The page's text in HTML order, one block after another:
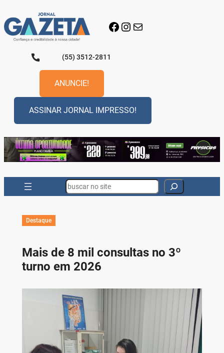
para
o
conteúdo
Facebook
Instagram
E-mail
(55) 3512-2811
ANUNCIE!
ASSINAR JORNAL IMPRESSO!
Search
Destaque
Mais de 8 mil consultas no 3º
turno em 2026